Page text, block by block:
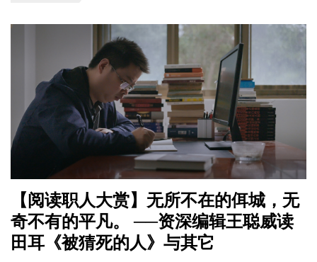
【阅读职人大赏】无所不在的佴城，无
奇不有的平凡。 ──资深编辑王聪威读
田耳《被猜死的人》与其它